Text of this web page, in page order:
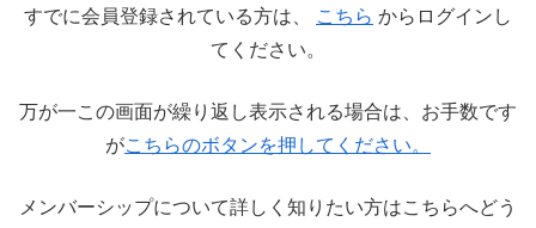
すでに会員登録されている方は、 こちら からログインし
てください。
万が一この画面が繰り返し表示される場合は、お手数です
がこちらのボタンを押してください。
メンバーシップについて詳しく知りたい方はこちらへどう